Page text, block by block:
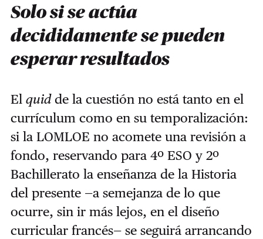
Solo si se actúa
decididamente se pueden
esperar resultados
El quidde la cuestión no está tanto en el
currículum como en su temporalización:
si la LOMLOE no acomete una revisión a
fondo, reservando para 4º ESO y 2º
Bachillerato la enseñanza de la Historia
del presente —a semejanza de lo que
ocurre, sin ir más lejos, en el diseño
curricular francés— se seguirá arrancando